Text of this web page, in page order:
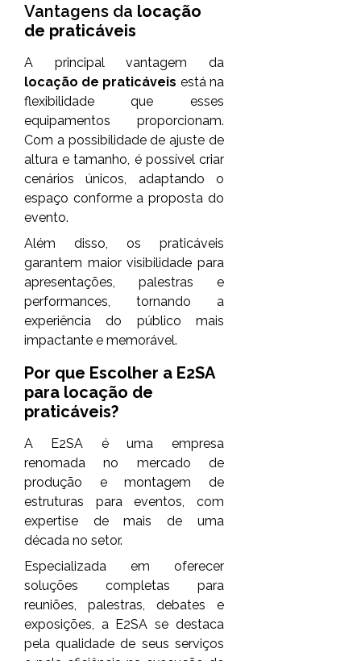
Vantagens da locação
de praticáveis
A principal vantagem da
locação de praticáveis está na
flexibilidade que esses
equipamentos proporcionam.
Com a possibilidade de ajuste de
altura e tamanho, é possível criar
cenários únicos, adaptando o
espaço conforme a proposta do
evento.
Além disso, os praticáveis
garantem maior visibilidade para
apresentações, palestras e
performances, tornando a
experiência do público mais
impactante e memorável.
Por que Escolher a E2SA
para locação de
praticáveis?
A E2SA é uma empresa
renomada no mercado de
produção e montagem de
estruturas para eventos, com
expertise de mais de uma
década no setor.
Especializada em oferecer
soluções completas para
reuniões, palestras, debates e
exposições, a E2SA se destaca
pela qualidade de seus serviços